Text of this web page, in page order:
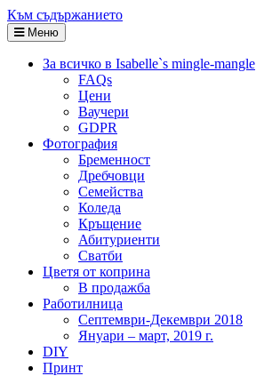
Към съдържанието
Меню
За всичко в Isabelle`s mingle-mangle
FAQs
Цени
Ваучери
GDPR
Фотография
Бременност
Дребчовци
Семейства
Коледа
Кръщение
Абитуриенти
Сватби
Цветя от коприна
В продажба
Работилница
Септември-Декември 2018
Януари – март, 2019 г.
DIY
Принт